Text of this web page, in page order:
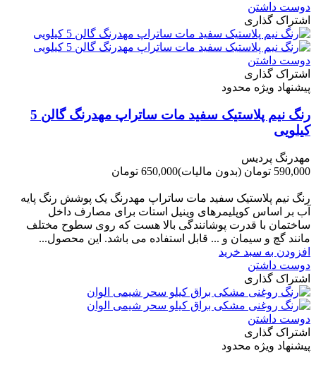
دوست داشتن
اشتراک گذاری
دوست داشتن
اشتراک گذاری
پیشنهاد ویژه محدود
رنگ نیم پلاستیک سفید مات ساتراپ مهدرنگ گالن 5
کیلویی
مهدرنگ پردیس
590,000 تومان
(بدون مالیات)650,000 تومان
رنگ نیم پلاستیک سفید مات ساتراپ مهدرنگ یک پوشش رنگ پایه
آب بر اساس کوپلیمرهای وینیل استات برای مصارف داخل
ساختمان با قدرت پوشانندگی بالا هست که روی سطوح مختلف
مانند گچ و سیمان و ... قابل استفاده می باشد. این محصول...
افزودن به سبد خرید
دوست داشتن
اشتراک گذاری
دوست داشتن
اشتراک گذاری
پیشنهاد ویژه محدود